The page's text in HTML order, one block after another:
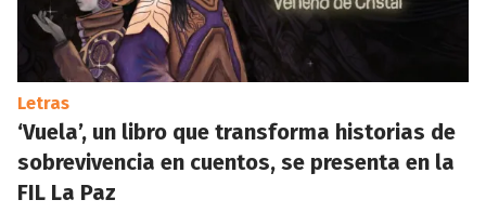
Letras
‘Vuela’, un libro que transforma historias de
sobrevivencia en cuentos, se presenta en la
FIL La Paz